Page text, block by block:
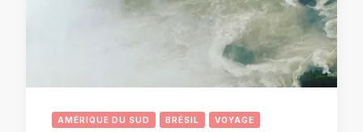
AMÉRIQUE DU SUD BRÉSIL VOYAGE